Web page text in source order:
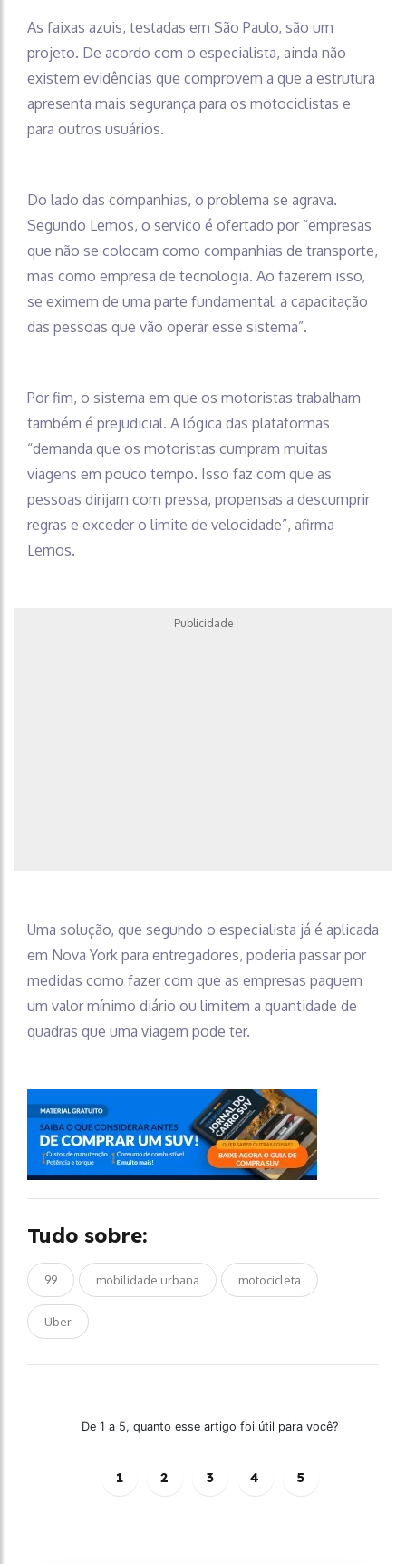
As faixas azuis, testadas em São Paulo, são um
projeto. De acordo com o especialista, ainda não
existem evidências que comprovem a que a estrutura
apresenta mais segurança para os motociclistas e
para outros usuários.
Do lado das companhias, o problema se agrava.
Segundo Lemos, o serviço é ofertado por “empresas
que não se colocam como companhias de transporte,
mas como empresa de tecnologia. Ao fazerem isso,
se eximem de uma parte fundamental: a capacitação
das pessoas que vão operar esse sistema”.
Por fim, o sistema em que os motoristas trabalham
também é prejudicial. A lógica das plataformas
“demanda que os motoristas cumpram muitas
viagens em pouco tempo. Isso faz com que as
pessoas dirijam com pressa, propensas a descumprir
regras e exceder o limite de velocidade”, afirma
Lemos.
Publicidade
Uma solução, que segundo o especialista já é aplicada
em Nova York para entregadores, poderia passar por
medidas como fazer com que as empresas paguem
um valor mínimo diário ou limitem a quantidade de
quadras que uma viagem pode ter.
Tudo sobre:
99 mobilidade urbana motocicleta
Uber
De 1 a 5, quanto esse artigo foi útil para você?
1 2 3 4 5